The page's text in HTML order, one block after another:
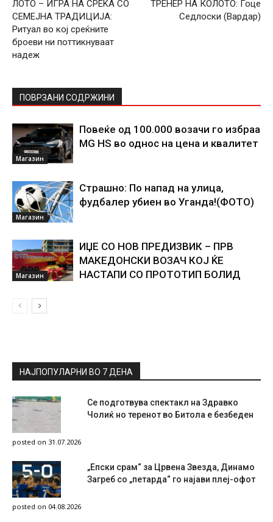
ЛОТО – ИГРА НА СРЕЌА СО
СЕМЕЈНА ТРАДИЦИЈА:
Ритуал во кој среќните
броеви ни поттикнуваат
надеж
ТРЕНЕР НА КОЛОТО: Гоце
Седлоски (Вардар)
ПОВРЗАНИ СОДРЖИНИ
Магазин
Повеќе од 100.000 возачи го избраа
MG HS во однос на цена и квалитет
Магазин
Страшно: По напад на улица,
фудбалер убиен во Уганда!(ФОТО)
Магазин
ИЏЕ СО НОВ ПРЕДИЗВИК – ПРВ
МАКЕДОНСКИ ВОЗАЧ КОЈ ЌЕ
НАСТАПИ СО ПРОТОТИП БОЛИД
НАЈПОПУЛАРНИ ВО 7 ДЕНА
Се подготвува спектакл на Здравко
Чолиќ но теренот во Битола е безбеден
posted on 31.07.2026
„Епски срам“ за Црвена Звезда, Динамо
Загреб со „петарда“ го најави плеј-офот
posted on 04.08.2026